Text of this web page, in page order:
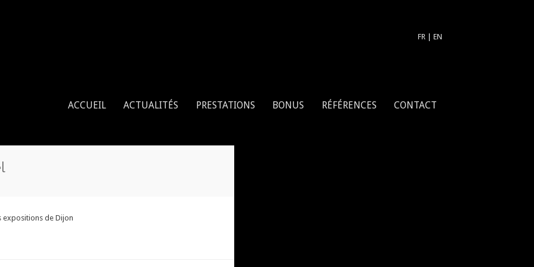
FR EN
tissu aérien, cerceau aérien
ACCUEIL ACTUALITÉS PRESTATIONS BONUS RÉFÉRENCES CONTACT
expositions de Dijon